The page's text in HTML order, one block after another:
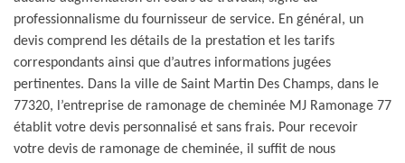
professionnalisme du fournisseur de service. En général, un
devis comprend les détails de la prestation et les tarifs
correspondants ainsi que d’autres informations jugées
pertinentes. Dans la ville de Saint Martin Des Champs, dans le
77320, l’entreprise de ramonage de cheminée MJ Ramonage 77
établit votre devis personnalisé et sans frais. Pour recevoir
votre devis de ramonage de cheminée, il suffit de nous